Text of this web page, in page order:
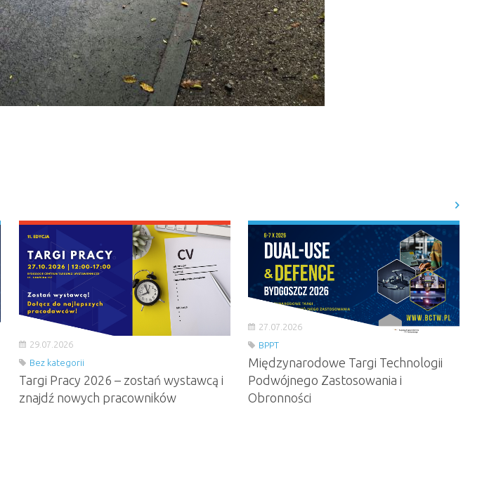
29.07.2026
Bez kategorii
Targi Pracy 2026 – zostań wystawcą i
znajdź nowych pracowników
27.07.2026
BPPT
Międzynarodowe Targi Technologii
Podwójnego Zastosowania i
Obronności